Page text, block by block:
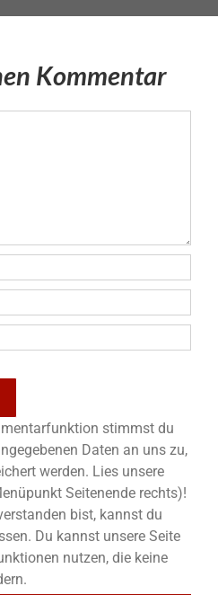
Kommentar
stimmst du
Daten an uns zu,
werden. Lies unsere
Seitenende rechts)!
bist, kannst du
Du kannst unsere Seite
nutzen, die keine